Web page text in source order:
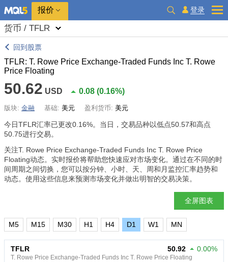
报价 登录
货币 / TFLR
回到股票
TFLR: T. Rowe Price Exchange-Traded Funds Inc T. Rowe
Price Floating
50.62 USD 0.08 (0.16%)
版块: 金融 基础: 美元 盈利货币: 美元
今日TFLR汇率已更改0.16%。当日，交易品种以低点50.57和高点
50.75进行交易。
关注T. Rowe Price Exchange-Traded Funds Inc T. Rowe Price
Floating动态。实时报价将帮助您快速应对市场变化。通过在不同的时
间周期之间切换，您可以按分钟、小时、天、周和月监控汇率趋势和
动态。使用这些信息来预测市场变化并做出明智的交易决策。
全屏图表
M5 M15 M30 H1 H4 D1 W1 MN
TFLR
T. Rowe Price Exchange-Traded Funds Inc T. Rowe Price Floating
50.92 0.00%